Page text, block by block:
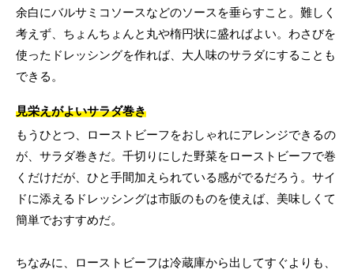
余白にバルサミコソースなどのソースを垂らすこと。難しく
考えず、ちょんちょんと丸や楕円状に盛ればよい。わさびを
使ったドレッシングを作れば、大人味のサラダにすることも
できる。
見栄えがよいサラダ巻き
もうひとつ、ローストビーフをおしゃれにアレンジできるの
が、サラダ巻きだ。千切りにした野菜をローストビーフで巻
くだけだが、ひと手間加えられている感がでるだろう。サイ
ドに添えるドレッシングは市販のものを使えば、美味しくて
簡単でおすすめだ。
ちなみに、ローストビーフは冷蔵庫から出してすぐよりも、